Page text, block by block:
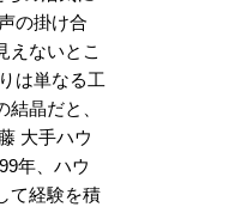
の掛け合
えないとこ
は単なる工
晶だと、
大手ハウ
年、ハウ
て経験を積